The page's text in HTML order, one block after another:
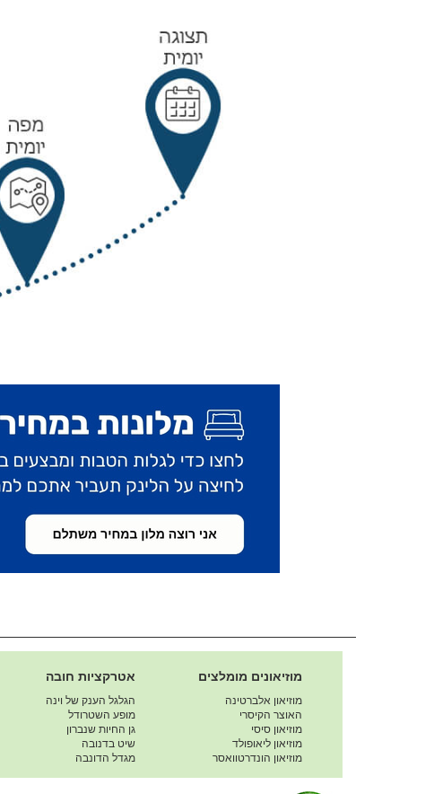
מוזיאונים מומלצים
מוזיאון אלברטינה
האוצר הקיסרי
מוזיאון סיסי
מוזיאון ליאופולד
מוזיאון הונדרטוואסר
אטרקציות חובה
הגלגל הענק של וינה
מופע השטרודל
גן החיות שנברון
שיט בדנובה
מגדל הדונבה